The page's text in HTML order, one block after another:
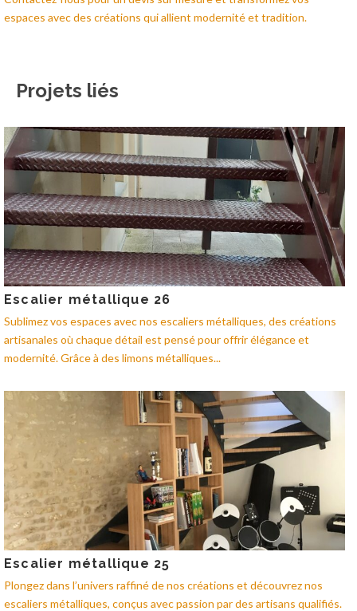
espaces avec des créations qui allient modernité et tradition.
Projets liés
Escalier métallique 26
Sublimez vos espaces avec nos escaliers métalliques, des créations
artisanales où chaque détail est pensé pour offrir élégance et
modernité. Grâce à des limons métalliques...
Escalier métallique 25
Plongez dans l’univers raffiné de nos créations et découvrez nos
escaliers métalliques, conçus avec passion par des artisans qualifiés.